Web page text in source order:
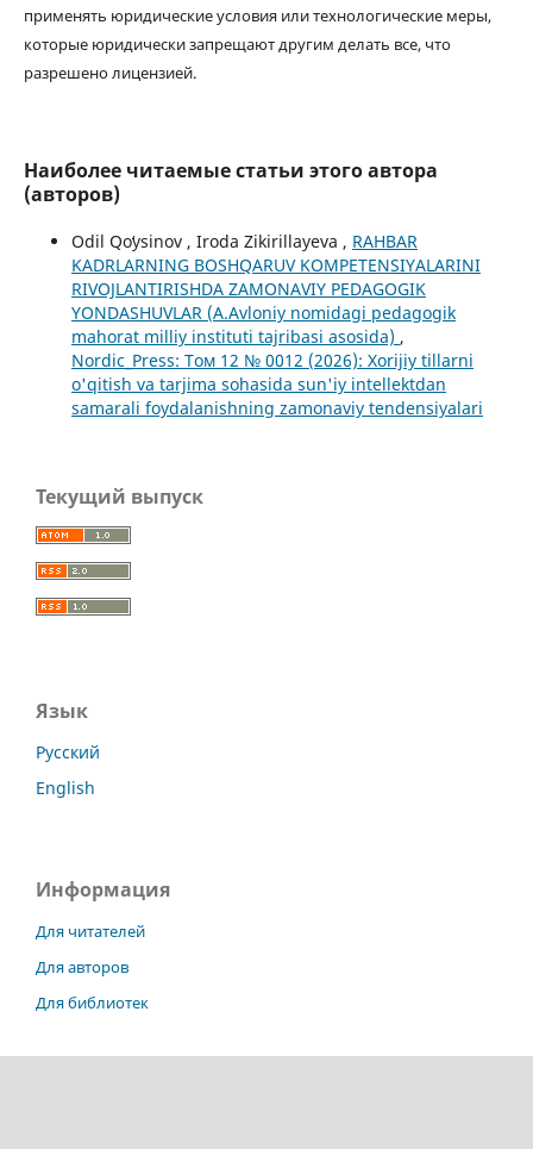
применять юридические условия или технологические меры,
которые юридически запрещают другим делать все, что
разрешено лицензией.
Наиболее читаемые статьи этого автора
(авторов)
Odil Qoʻysinov , Iroda Zikirillayeva , RAHBAR
KADRLARNING BOSHQARUV KOMPETENSIYALARINI
RIVOJLANTIRISHDA ZAMONAVIY PEDAGOGIK
YONDASHUVLAR (A.Avloniy nomidagi pedagogik
mahorat milliy instituti tajribasi asosida) ,
Nordic_Press: Том 12 № 0012 (2026): Xorijiy tillarni
o'qitish va tarjima sohasida sun'iy intellektdan
samarali foydalanishning zamonaviy tendensiyalari
Текущий выпуск
Язык
Русский
English
Информация
Для читателей
Для авторов
Для библиотек